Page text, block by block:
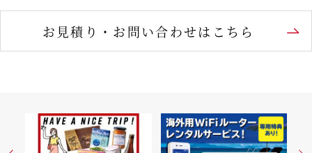
お見積り・お問い合わせはこちら